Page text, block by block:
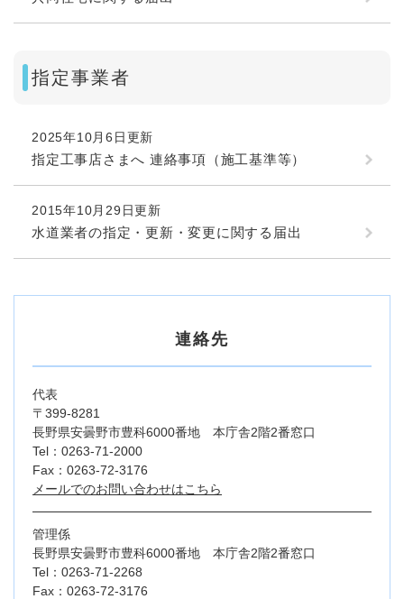
指定事業者
2025年10月6日更新
指定工事店さまへ 連絡事項（施工基準等）
2015年10月29日更新
水道業者の指定・更新・変更に関する届出
連絡先
代表
〒399-8281
長野県安曇野市豊科6000番地 本庁舎2階2番窓口
Tel：0263-71-2000
Fax：0263-72-3176
メールでのお問い合わせはこちら
管理係
長野県安曇野市豊科6000番地 本庁舎2階2番窓口
Tel：0263-71-2268
Fax：0263-72-3176